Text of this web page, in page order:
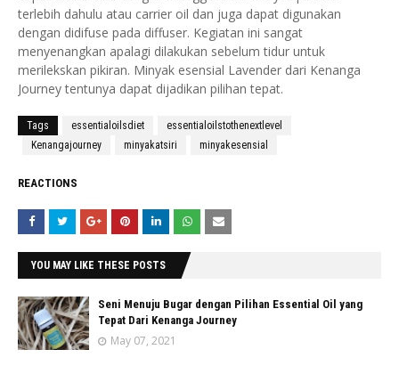
terlebih dahulu atau carrier oil dan juga dapat digunakan
dengan didifuse pada diffuser. Kegiatan ini sangat
menyenangkan apalagi dilakukan sebelum tidur untuk
merilekskan pikiran. Minyak esensial Lavender dari Kenanga
Journey tentunya dapat dijadikan pilihan tepat.
Tags essentialoilsdiet
essentialoilstothenextlevel
Kenangajourney
minyakatsiri minyakesensial
REACTIONS
YOU MAY LIKE THESE POSTS
Seni Menuju Bugar dengan Pilihan Essential Oil yang
Tepat Dari Kenanga Journey
May 07, 2021